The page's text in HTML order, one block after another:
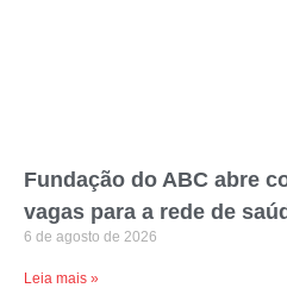
Fundação do ABC abre
vagas para a rede de
6 de agosto de 2026
Leia mais »